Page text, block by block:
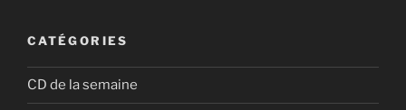
CATÉGORIES
CD de la semaine